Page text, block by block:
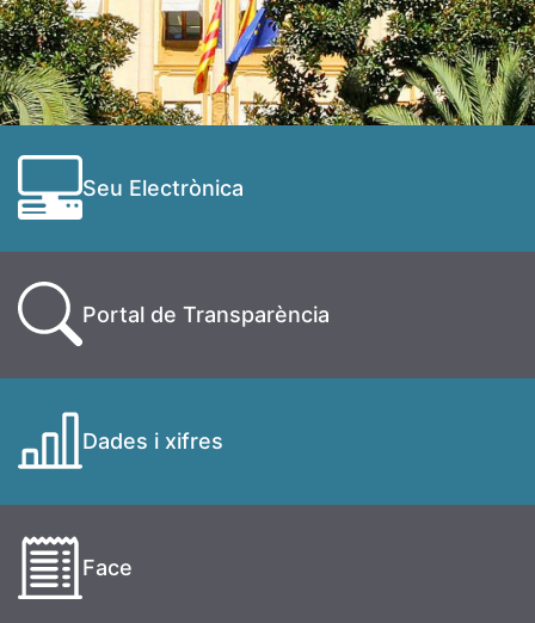
Seu Electrònica
Portal de Transparència
Dades i xifres
Face